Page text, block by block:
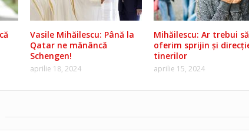
Vasile Mihăilescu: Până la
Qatar ne mănâncă
Schengen!
aprilie 18, 2024
Mihăilescu: Ar trebui
oferim sprijin și
tinerilor
aprilie 15, 2024